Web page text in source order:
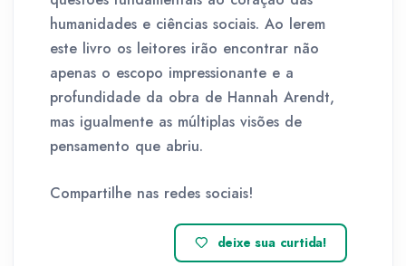
humanidades e ciências sociais. Ao lerem
este livro os leitores irão encontrar não
apenas o escopo impressionante e a
profundidade da obra de Hannah Arendt,
mas igualmente as múltiplas visões de
pensamento que abriu.
Compartilhe nas redes sociais!
deixe sua curtida!